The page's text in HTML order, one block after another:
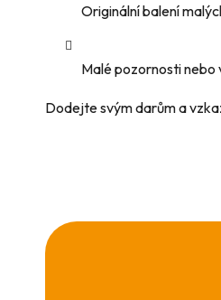
Originální balení
Malé pozornosti nebo
Dodejte svým darům a
Z